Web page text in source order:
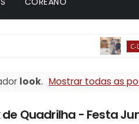
C-DRAMA
look. Mostrar todas as
de Quadrilha - Festa